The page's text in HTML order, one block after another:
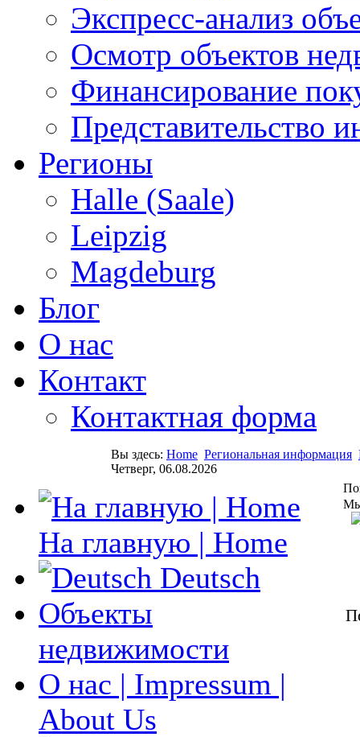
Экспресс-анализ
Осмотр объектов
Финансирование
Представительство
Регионы
Halle (Saale)
Leipzig
Magdeburg
Блог
О нас
Контакт
Контактная форма
Вы здесь: Home Региональная информация
Четверг, 06.08.2026
На главную | Home
Deutsch
Объекты
недвижимости
О нас | Impressum |
About Us
Мы